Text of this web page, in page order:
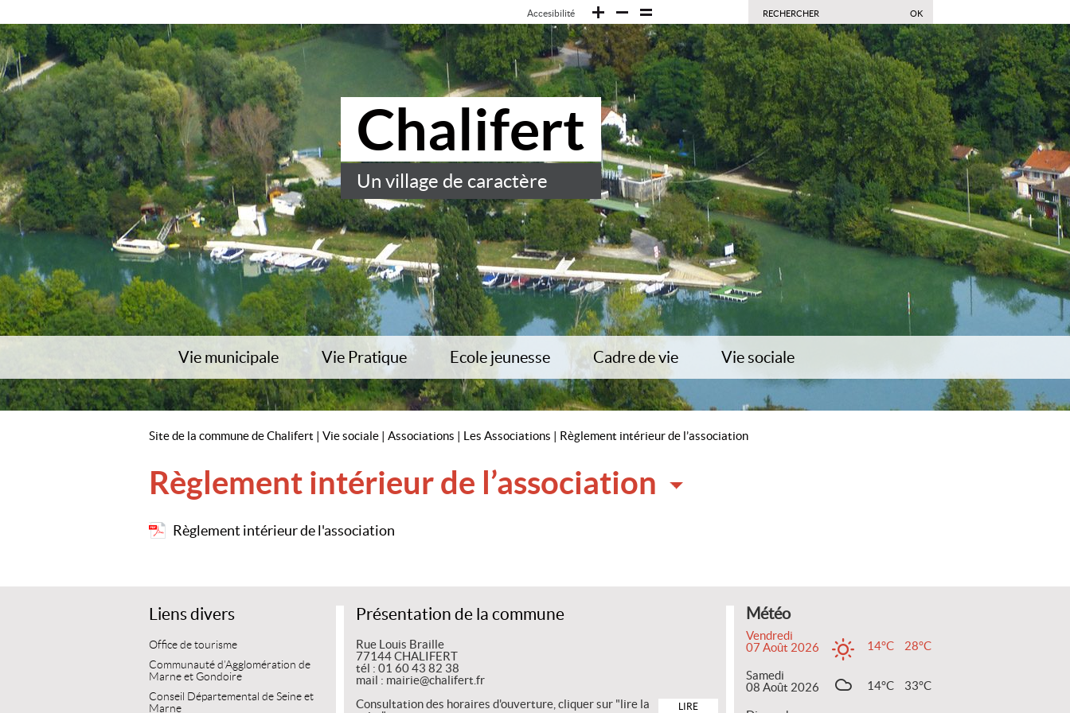
Accesibilité
Vie municipale
Vos élus
Commissions
Service technique
Publication Municipales
Vie Pratique
Contacter la mairie
Démarches Administratives
Travaux
Ecole jeunesse
Inscriptions et démarches en ligne
Ecole du Clos de la fontaine
Garderie
Centre de loisirs
Trouver une assistante maternelle
Cadre de vie
PLU
PADD
Collectes des déchets
Vie sociale
Associations
Chalifert
Un village de caractère
Site de la commune de Chalifert | Vie sociale | Associations | Les Associations | Règlement intérieur de l’association
Règlement intérieur de l’association
Règlement intérieur de l'association
Liens divers
Office de tourisme
Communauté d’Agglomération de
Marne et Gondoire
Conseil Départemental de Seine et
Marne
Présentation de la commune
Rue Louis Braille
77144 CHALIFERT
tél : 01 60 43 82 38
mail : mairie@chalifert.fr
Consultation des horaires d'ouverture, cliquer sur "lire la
LIRE
Météo
Vendredi
07 Août 2026
14°C 28°C
Samedi
08 Août 2026
14°C 33°C